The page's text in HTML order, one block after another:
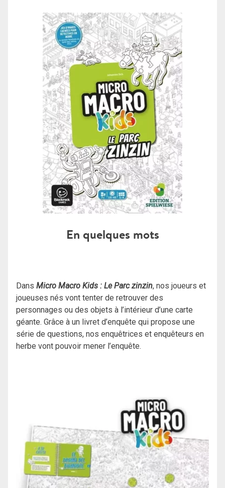
En quelques mots
Dans Micro Macro Kids : Le Parc zinzin, nos joueurs et
joueuses nés vont tenter de retrouver des
personnages ou des objets à l’intérieur d’une carte
géante. Grâce à un livret d’enquête qui propose une
série de questions, nos enquêtrices et enquêteurs en
herbe vont pouvoir mener l’enquête.